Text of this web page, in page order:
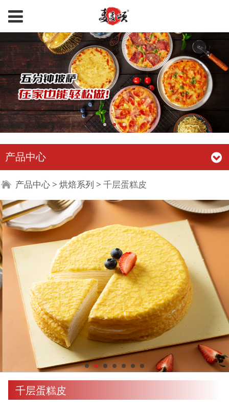
产品中心
千层蛋糕皮
产品中心 > 烘焙系列 > 千层蛋糕皮
千层蛋糕皮